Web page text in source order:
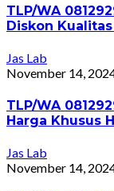
TLP/WA
Diskon
Jas Lab
November 14,
TLP/WA
Harga Khusus
Jas Lab
November 14,